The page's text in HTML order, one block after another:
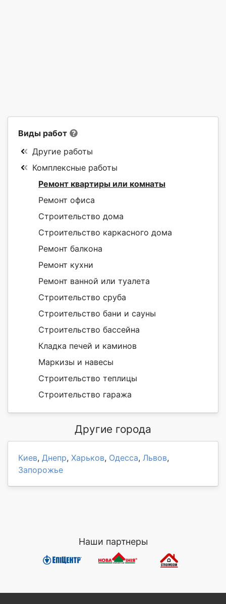
Виды работ
Другие работы
Комплексные работы
Ремонт квартиры или комнаты
Ремонт офиса
Строительство дома
Строительство каркасного дома
Ремонт балкона
Ремонт кухни
Ремонт ванной или туалета
Строительство сруба
Строительство бани и сауны
Строительство бассейна
Кладка печей и каминов
Маркизы и навесы
Строительство теплицы
Строительство гаража
Другие города
Киев, Днепр, Харьков, Одесса, Львов,
Запорожье
Наши партнеры